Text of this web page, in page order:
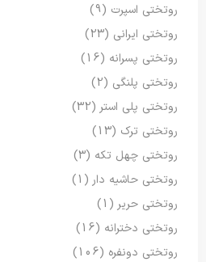
روتختی اسپرت (9)
روتختی ایرانی (23)
روتختی پسرانه (16)
روتختی پلنگی (2)
روتختی پلی استر (32)
روتختی ترک (13)
روتختی چهل تکه (3)
روتختی حاشیه دار (1)
روتختی حریر (1)
روتختی دخترانه (16)
روتختی دونفره (106)